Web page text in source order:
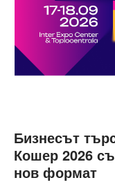
Бизнесът
Кошер 2026
нов формат